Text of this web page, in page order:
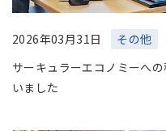
2026年03月31日
その他
サーキュラーエコノミーへ
いました